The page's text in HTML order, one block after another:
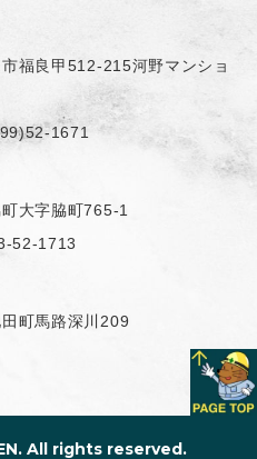
福良甲512-215河野マンショ
1671
大字脇町765-1
52-1713
町馬路深川209
All rights reserved.